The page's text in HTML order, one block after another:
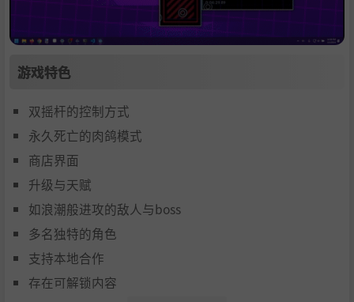
游戏特色
双摇杆的控制方式
永久死亡的肉鸽模式
商店界面
升级与天赋
如浪潮般进攻的敌人与boss
多名独特的角色
支持本地合作
存在可解锁内容